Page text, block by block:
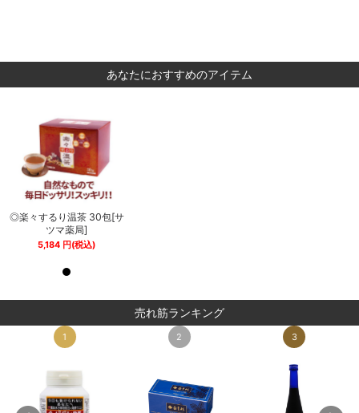
あなたにおすすめのアイテム
◎楽々するり温茶 30包[サ
ツマ薬局]
5,184 円 (税込)
売れ筋ランキング
1 2 3